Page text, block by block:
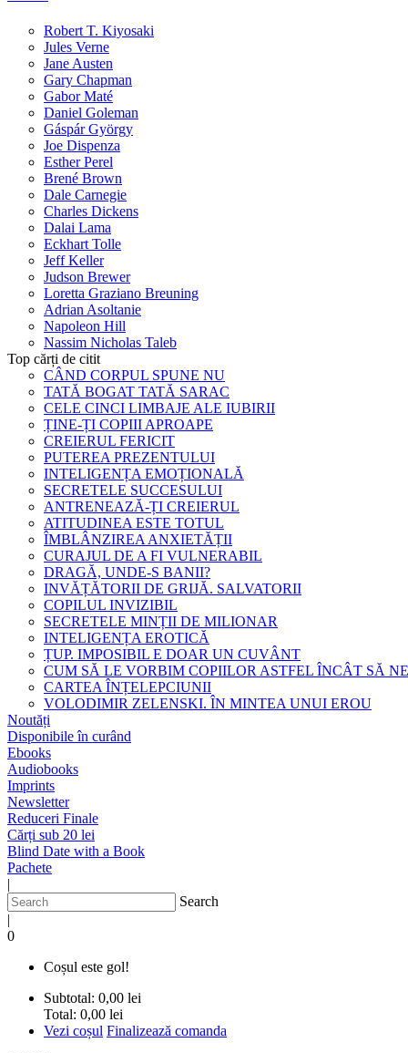
Robert T. Kiyosaki
Jules Verne
Jane Austen
Gary Chapman
Gabor Maté
Daniel Goleman
Gáspár György
Joe Dispenza
Esther Perel
Brené Brown
Dale Carnegie
Charles Dickens
Dalai Lama
Eckhart Tolle
Jeff Keller
Judson Brewer
Loretta Graziano Breuning
Adrian Asoltanie
Napoleon Hill
Nassim Nicholas Taleb
Top cărți de citit
CÂND CORPUL SPUNE NU
TATĂ BOGAT TATĂ SARAC
CELE CINCI LIMBAJE ALE IUBIRII
ȚINE-ȚI COPIII APROAPE
CREIERUL FERICIT
PUTEREA PREZENTULUI
INTELIGENȚA EMOȚIONALĂ
SECRETELE SUCCESULUI
ANTRENEAZĂ-ȚI CREIERUL
ATITUDINEA ESTE TOTUL
ÎMBLÂNZIREA ANXIETĂȚII
CURAJUL DE A FI VULNERABIL
DRAGĂ, UNDE-S BANII?
INVĂȚĂTORII DE GRIJĂ. SALVATORII
COPILUL INVIZIBIL
SECRETELE MINȚII DE MILIONAR
INTELIGENȚA EROTICĂ
ȚUP. IMPOSIBIL E DOAR UN CUVÂNT
CUM SĂ LE VORBIM COPIILOR ASTFEL ÎNCÂT SĂ
CARTEA ÎNȚELEPCIUNII
VOLODIMIR ZELENSKI. ÎN MINTEA UNUI EROU
Noutăți
Disponibile în curând
Ebooks
Audiobooks
Imprints
Newsletter
Reduceri Finale
Cărți sub 20 lei
Blind Date with a Book
Pachete
|
Search
|
0
Coșul este gol!
Subtotal: 0,00 lei
Total: 0,00 lei
Vezi coșul Finalizează comanda